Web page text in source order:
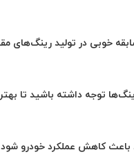
خوبی در تولید رینگ‌های
توجه داشته باشید تا